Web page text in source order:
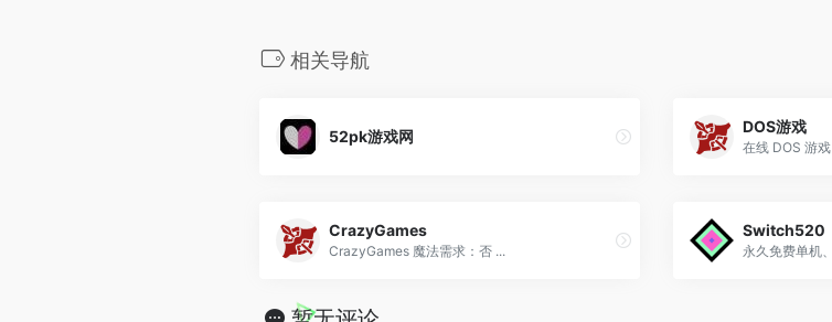
相关导航
52pk游戏网
DOS游戏
在线 DOS 游戏
CrazyGames
CrazyGames 魔法需求：否 ...
Switch520